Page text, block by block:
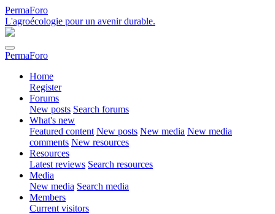
PermaForo
L'agroécologie pour un avenir durable.
PermaForo
Home
Register
Forums
New posts Search forums
What's new
Featured content New posts New media New media
comments New resources
Resources
Latest reviews Search resources
Media
New media Search media
Members
Current visitors